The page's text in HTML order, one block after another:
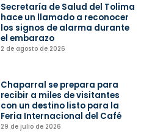
Secretaría de Salud del Tolima
hace un llamado a reconocer
los signos de alarma durante
el embarazo
2 de agosto de 2026
Chaparral se prepara para
recibir a miles de visitantes
con un destino listo para la
Feria Internacional del Café
29 de julio de 2026